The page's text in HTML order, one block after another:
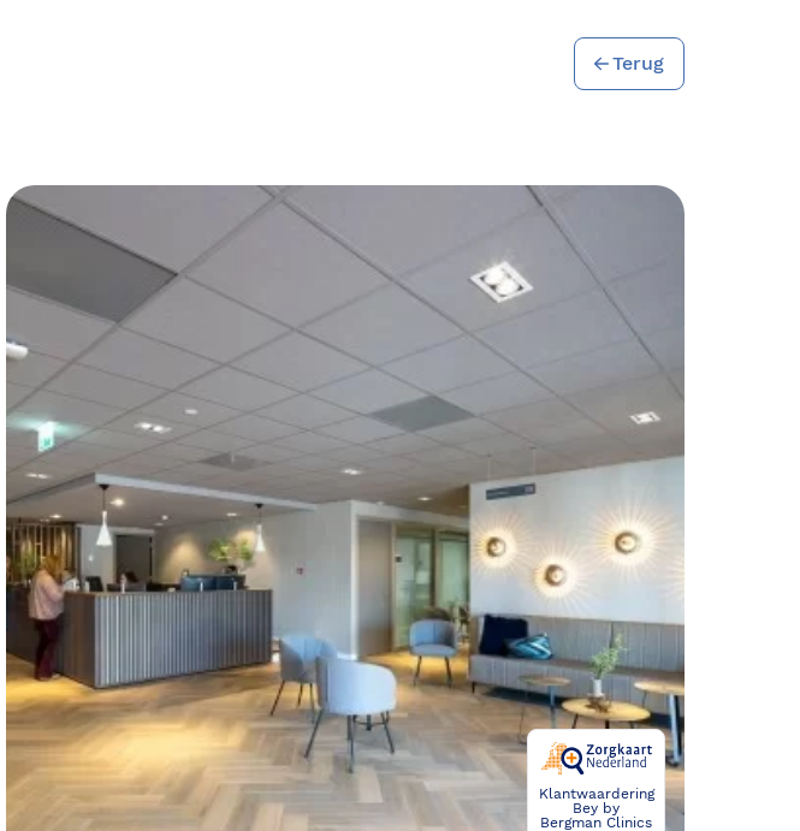
Terug
Klantwaardering
Bey by
Bergman Clinics